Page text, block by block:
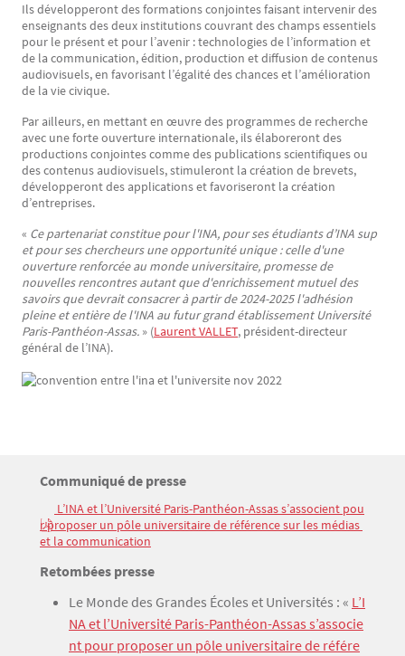
Ils développeront des formations conjointes faisant intervenir des
enseignants des deux institutions couvrant des champs essentiels
pour le présent et pour l’avenir : technologies de l’information et
de la communication, édition, production et diffusion de contenus
audiovisuels, en favorisant l’égalité des chances et l’amélioration
de la vie civique.
Par ailleurs, en mettant en œuvre des programmes de recherche
avec une forte ouverture internationale, ils élaboreront des
productions conjointes comme des publications scientifiques ou
des contenus audiovisuels, stimuleront la création de brevets,
développeront des applications et favoriseront la création
d’entreprises.
« Ce partenariat constitue pour l'INA, pour ses étudiants d’INA sup
et pour ses chercheurs une opportunité unique : celle d'une
ouverture renforcée au monde universitaire, promesse de
nouvelles rencontres autant que d'enrichissement mutuel des
savoirs que devrait consacrer à partir de 2024-2025 l'adhésion
pleine et entière de l'INA au futur grand établissement Université
Paris-Panthéon-Assas. » (Laurent VALLET, président-directeur
général de l’INA).
Bloc(s) libre(s)
Titre
Communiqué de presse
Texte
L’INA et l’Université Paris-Panthéon-Assas s’associent pou
r proposer un pôle universitaire de référence sur les médias
et la communication
Titre
Retombées presse
TexteLe Monde des Grandes Écoles et Universités : « L’I
NA et l’Université Paris-Panthéon-Assas s’associe
nt pour proposer un pôle universitaire de référe